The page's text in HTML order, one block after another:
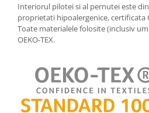
Interiorul pilotei si al pernutei este
proprietati hipoalergenice, certificata
Toate materialele folosite (inclusiv
OEKO-TEX.